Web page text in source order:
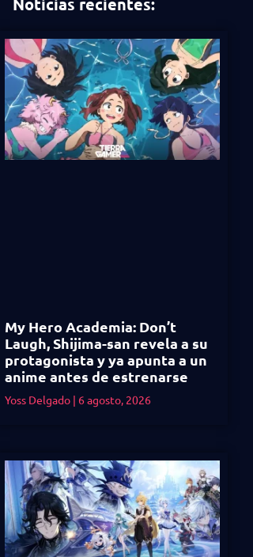
My Hero Academia: Don’t
Laugh, Shijima-san revela a su
protagonista y ya apunta a un
anime antes de estrenarse
Yoss Delgado 6 agosto, 2026